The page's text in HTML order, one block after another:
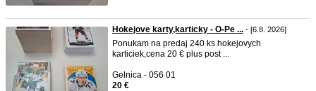
Hokejove karty,karticky - O-Pe ... - [6.8. 2026]
Ponukam na predaj 240 ks hokejovych
karticiek,cena 20 € plus post ...
Gelnica - 056 01
20 €